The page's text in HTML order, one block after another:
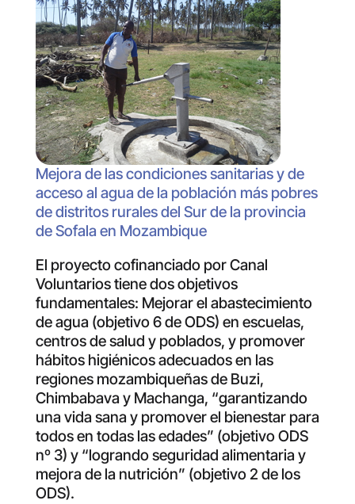
Mejora de las condiciones sanitarias y de
acceso al agua de la población más pobres
de distritos rurales del Sur de la provincia
de Sofala en Mozambique
El proyecto cofinanciado por Canal
Voluntarios tiene dos objetivos
fundamentales: Mejorar el abastecimiento
de agua (objetivo 6 de ODS) en escuelas,
centros de salud y poblados, y promover
hábitos higiénicos adecuados en las
regiones mozambiqueñas de Buzi,
Chimbabava y Machanga, “garantizando
una vida sana y promover el bienestar para
todos en todas las edades” (objetivo ODS
nº 3) y “logrando seguridad alimentaria y
mejora de la nutrición” (objetivo 2 de los
ODS).